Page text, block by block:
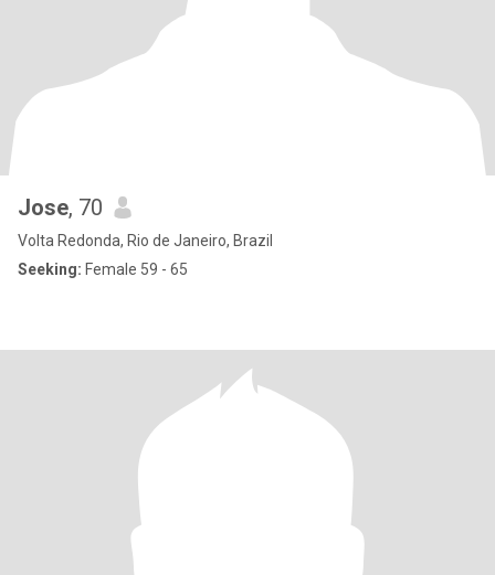
Jose, 70
Volta Redonda, Rio de Janeiro, Brazil
Seeking: Female 59 - 65